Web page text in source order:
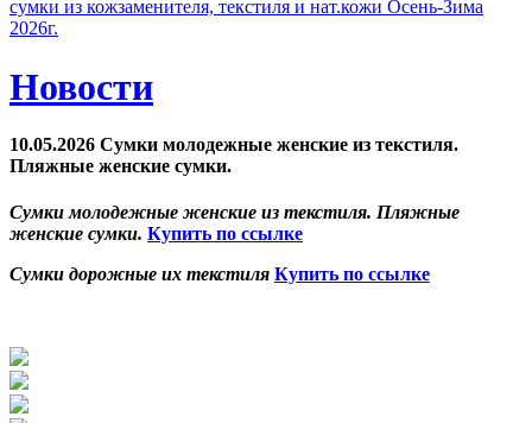
сумки из кожзаменителя, текстиля и нат.кожи Осень-Зима
2026г.
Новости
10.05.2026 Сумки молодежные женские из текстиля.
Пляжные женские сумки.
Сумки молодежные женские из текстиля. Пляжные
женские сумки. Купить по ссылке
Сумки дорожные их текстиля Купить по ссылке